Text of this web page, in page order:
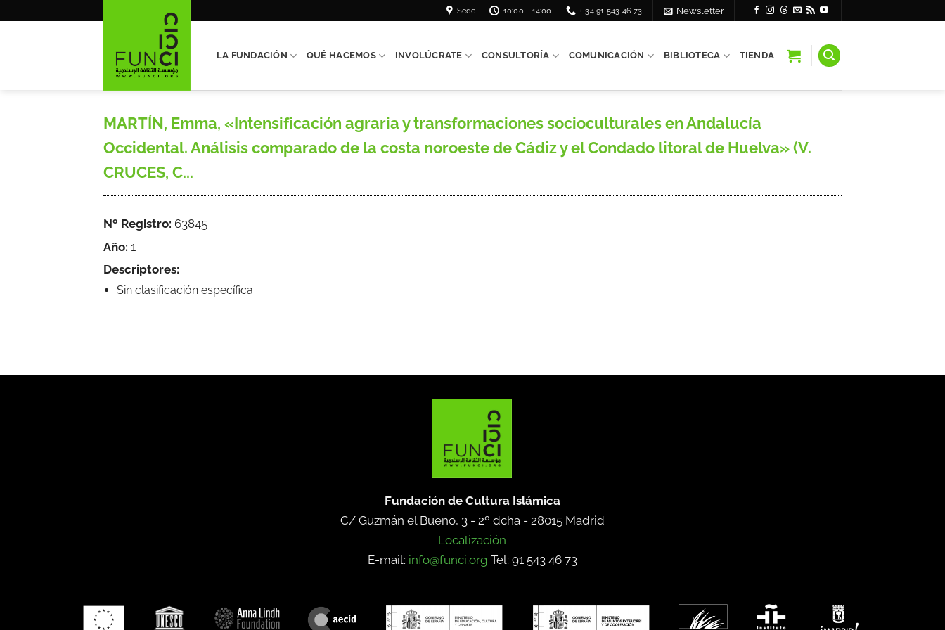
Sede 10:00 - 14:00 + 34 91 543 46 73 Newsletter
LA FUNDACIÓN QUÉ HACEMOS INVOLÚCRATE CONSULTORÍA COMUNICACIÓN BIBLIOTECA TIENDA
MARTÍN, Emma, «Intensificación agraria y transformaciones socioculturales en Andalucía
Occidental. Análisis comparado de la costa noroeste de Cádiz y el Condado litoral de Huelva» (V.
CRUCES, C...
Nº Registro: 63845
Año: 1
Descriptores:
Sin clasificación específica
Fundación de Cultura Islámica
C/ Guzmán el Bueno, 3 - 2º dcha - 28015 Madrid
Localización
E-mail: info@funci.org Tel: 91 543 46 73